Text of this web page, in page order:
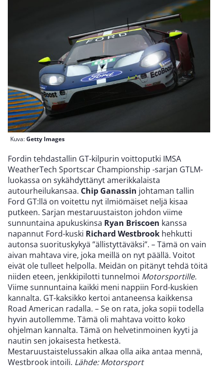
Kuva:Getty Images
Fordin tehdastallin GT-kilpurin voittoputki IMSA
WeatherTech Sportscar Championship -sarjan GTLM-
luokassa on sykähdyttänyt amerikkalaista
autourheilukansaa. Chip Ganassin johtaman tallin
Ford GT:llä on voitettu nyt ilmiömäiset neljä kisaa
putkeen. Sarjan mestaruustaiston johdon viime
sunnuntaina apukuskinsa Ryan Briscoen kanssa
napannut Ford-kuski Richard Westbrook hehkutti
autonsa suorituskykyä ”ällistyttäväksi”. – Tämä on vain
aivan mahtava vire, joka meillä on nyt päällä. Voitot
eivät ole tulleet helpolla. Meidän on pitänyt tehdä töitä
niiden eteen, jenkkipilotti tunnelmoi Motorsportille.
Viime sunnuntaina kaikki meni nappiin Ford-kuskien
kannalta. GT-kaksikko kertoi antaneensa kaikkensa
Road American radalla. – Se on rata, joka sopii todella
hyvin autollemme. Tämä oli mahtava voitto koko
ohjelman kannalta. Tämä on helvetinmoinen kyyti ja
nautin sen jokaisesta hetkestä.
Mestaruustaistelussakin alkaa olla aika antaa mennä,
Westbrook intoili. Lähde: Motorsport